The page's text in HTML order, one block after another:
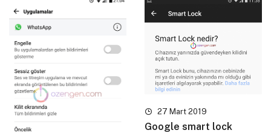
27 Mart 2019
Google smart lock